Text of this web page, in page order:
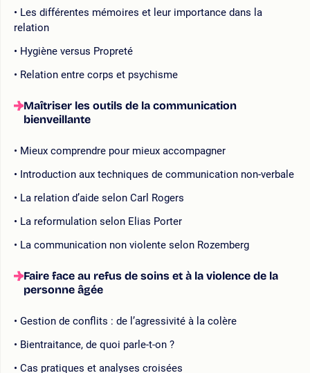
Les différentes mémoires et leur importance dans la
relation
Hygiène versus Propreté
Relation entre corps et psychisme
Maîtriser les outils de la communication
bienveillante
Mieux comprendre pour mieux accompagner
Introduction aux techniques de communication non-verbale
La relation d’aide selon Carl Rogers
La reformulation selon Elias Porter
La communication non violente selon Rozemberg
Faire face au refus de soins et à la violence de la
personne âgée
Gestion de conflits : de l’agressivité à la colère
Bientraitance, de quoi parle-t-on ?
Cas pratiques et analyses croisées